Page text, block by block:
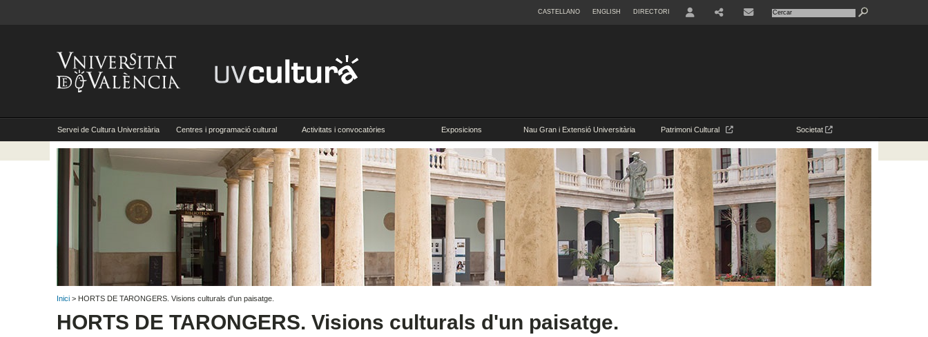
CASTELLANO ENGLISH DIRECTORI
Servei de Cultura Universitària Centres i programació cultural Activitats i convocatòries Exposicions Nau Gran i Extensió Universitària Patrimoni Cultural Societat
Inici > HORTS DE TARONGERS. Visions culturals d'un paisatge.
HORTS DE TARONGERS. Visions culturals d'un paisatge.